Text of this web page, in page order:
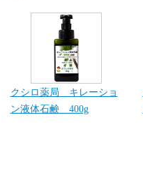
クシロ薬局 キレーショ
ン液体石鹸 400g